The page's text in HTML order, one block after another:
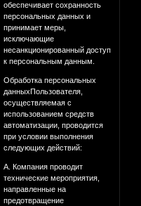
обеспечивает сохранность
персональных данных и
принимает меры,
исключающие
несанкционированный доступ
к персональным данным.
Обработка персональных
данныхПользователя,
осуществляемая с
использованием средств
автоматизации, проводится
при условии выполнения
следующих действий:
A. Компания проводит
технические мероприятия,
направленные на
предотвращение